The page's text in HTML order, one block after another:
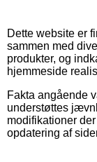
Dette website er
sammen med
produkter, og
hjemmeside
Fakta angående
understøttes
modifikationer
opdatering af